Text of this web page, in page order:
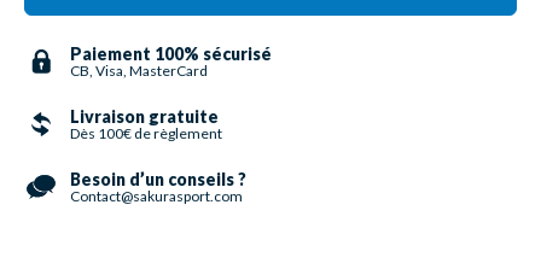
Paiement 100% sécurisé
CB, Visa, MasterCard
Livraison gratuite
Dès 100€ de règlement
Besoin d’un conseils ?
Contact@sakurasport.com